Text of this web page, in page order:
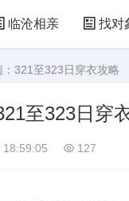
临沧相亲 找对
321至323日穿衣攻略
至323日穿
18:59:05 127